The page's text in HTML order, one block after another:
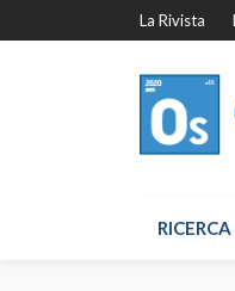
La Rivista
RICERCA